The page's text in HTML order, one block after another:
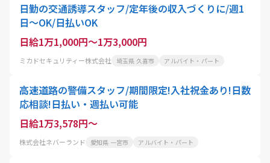
日勤の交通誘導スタッフ/定年後の収入づくりに/週1
日～OK/日払いOK
日給1万1,000円～1万3,000円
ミカドセキュリティー株式会社 埼玉県 久喜市 アルバイト・パート
高速道路の警備スタッフ/期間限定!入社祝金あり!日数
応相談!日払い・週払い可能
日給1万3,578円～
株式会社ネバーランド 愛知県 一宮市 アルバイト・パート